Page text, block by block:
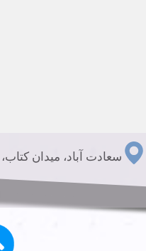
سعادت آباد، میدان کتاب،